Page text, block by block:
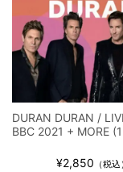
収録！
*NEW RELEASE (最新
リアム・ギャラガー
全収録！
*NEW RELEASE (最新
スコーピオンズ /
*NEW RELEASE (最新
全収録！
DURAN DURAN /
BBC 2021 + MORE
¥2,850 （税込）